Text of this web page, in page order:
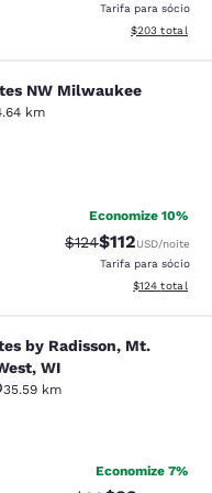
Tarifa para sócio
Exibir
$203 total
NW
NW Milwaukee
km
Excelente. 366 avaliações
Economize 10%
Tarifa anterior
$124Tarifa com
$112USD/noite
Tarifa para sócio
Exibir
$124 total
by Radisson,
by Radisson, Mt.
WI
35.59 km
Excelente. 352 avaliações
Economize 7%